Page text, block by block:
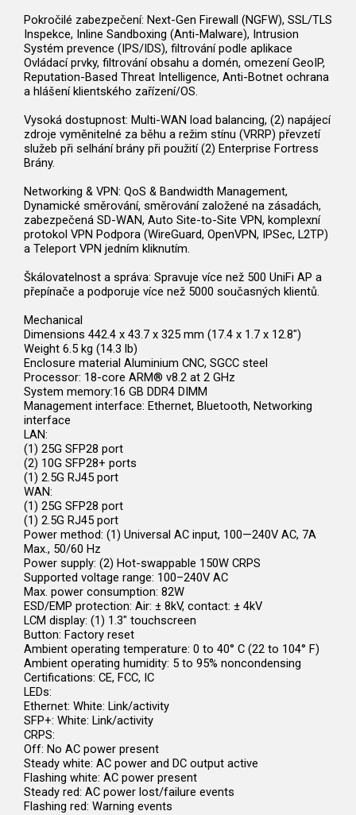
Pokročilé zabezpečení: Next-Gen Firewall (NGFW), SSL/TLS
Inspekce, Inline Sandboxing (Anti-Malware), Intrusion
Systém prevence (IPS/IDS), filtrování podle aplikace
Ovládací prvky, filtrování obsahu a domén, omezení GeoIP,
Reputation-Based Threat Intelligence, Anti-Botnet ochrana
a hlášení klientského zařízení/OS.
Vysoká dostupnost: Multi-WAN load balancing, (2) napájecí
zdroje vyměnitelné za běhu a režim stínu (VRRP) převzetí
služeb při selhání brány při použití (2) Enterprise Fortress
Brány.
Networking & VPN: QoS & Bandwidth Management,
Dynamické směrování, směrování založené na zásadách,
zabezpečená SD-WAN, Auto Site-to-Site VPN, komplexní
protokol VPN Podpora (WireGuard, OpenVPN, IPSec, L2TP)
a Teleport VPN jedním kliknutím.
Škálovatelnost a správa: Spravuje více než 500 UniFi AP a
přepínače a podporuje více než 5000 současných klientů.
Mechanical
Dimensions 442.4 x 43.7 x 325 mm (17.4 x 1.7 x 12.8")
Weight 6.5 kg (14.3 lb)
Enclosure material Aluminium CNC, SGCC steel
Processor: 18-core ARM® v8.2 at 2 GHz
System memory:16 GB DDR4 DIMM
Management interface: Ethernet, Bluetooth, Networking
interface
LAN:
(1) 25G SFP28 port
(2) 10G SFP28+ ports
(1) 2.5G RJ45 port
WAN:
(1) 25G SFP28 port
(1) 2.5G RJ45 port
Power method: (1) Universal AC input, 100—240V AC, 7A
Max., 50/60 Hz
Power supply: (2) Hot-swappable 150W CRPS
Supported voltage range: 100–240V AC
Max. power consumption: 82W
ESD/EMP protection: Air: ± 8kV, contact: ± 4kV
LCM display: (1) 1.3" touchscreen
Button: Factory reset
Ambient operating temperature: 0 to 40° C (22 to 104° F)
Ambient operating humidity: 5 to 95% noncondensing
Certifications: CE, FCC, IC
LEDs:
Ethernet: White: Link/activity
SFP+: White: Link/activity
CRPS:
Off: No AC power present
Steady white: AC power and DC output active
Flashing white: AC power present
Steady red: AC power lost/failure events
Flashing red: Warning events